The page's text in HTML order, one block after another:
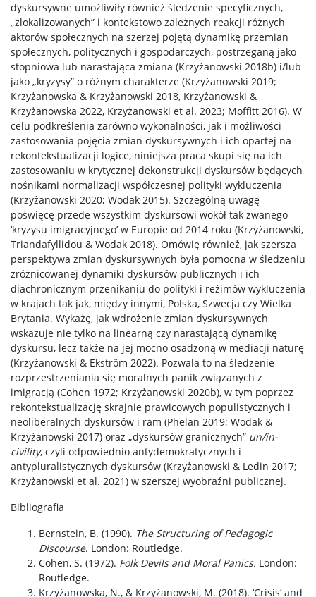
dyskursywne umożliwiły również śledzenie specyficznych,
„zlokalizowanych” i kontekstowo zależnych reakcji różnych
aktorów społecznych na szerzej pojętą dynamikę przemian
społecznych, politycznych i gospodarczych, postrzeganą jako
stopniowa lub narastająca zmiana (Krzyżanowski 2018b) i/lub
jako „kryzysy” o różnym charakterze (Krzyżanowski 2019;
Krzyżanowska & Krzyżanowski 2018, Krzyżanowski &
Krzyżanowska 2022, Krzyżanowski et al. 2023; Moffitt 2016). W
celu podkreślenia zarówno wykonalności, jak i możliwości
zastosowania pojęcia zmian dyskursywnych i ich opartej na
rekontekstualizacji logice, niniejsza praca skupi się na ich
zastosowaniu w krytycznej dekonstrukcji dyskursów będących
nośnikami normalizacji współczesnej polityki wykluczenia
(Krzyżanowski 2020; Wodak 2015). Szczególną uwagę
poświęcę przede wszystkim dyskursowi wokół tak zwanego
‘kryzysu imigracyjnego’ w Europie od 2014 roku (Krzyżanowski,
Triandafyllidou & Wodak 2018). Omówię również, jak szersza
perspektywa zmian dyskursywnych była pomocna w śledzeniu
zróżnicowanej dynamiki dyskursów publicznych i ich
diachronicznym przenikaniu do polityki i reżimów wykluczenia
w krajach tak jak, między innymi, Polska, Szwecja czy Wielka
Brytania. Wykażę, jak wdrożenie zmian dyskursywnych
wskazuje nie tylko na linearną czy narastającą dynamikę
dyskursu, lecz także na jej mocno osadzoną w mediacji naturę
(Krzyżanowski & Ekström 2022). Pozwala to na śledzenie
rozprzestrzeniania się moralnych panik związanych z
imigracją (Cohen 1972; Krzyżanowski 2020b), w tym poprzez
rekontekstualizację skrajnie prawicowych populistycznych i
neoliberalnych dyskursów i ram (Phelan 2019; Wodak &
Krzyżanowski 2017) oraz „dyskursów granicznych” un/in-
civility, czyli odpowiednio antydemokratycznych i
antypluralistycznych dyskursów (Krzyżanowski & Ledin 2017;
Krzyżanowski et al. 2021) w szerszej wyobraźni publicznej.
Bibliografia
Bernstein, B. (1990). The Structuring of Pedagogic
Discourse. London: Routledge.
Cohen, S. (1972). Folk Devils and Moral Panics. London:
Routledge.
Krzyżanowska, N., & Krzyżanowski, M. (2018). ‘Crisis’ and